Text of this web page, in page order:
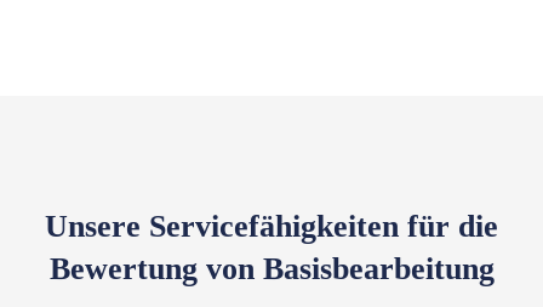
Unsere Servicefähigkeiten für die
Bewertung von Basisbearbeitung